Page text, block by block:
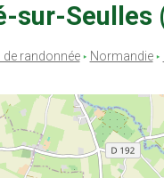
sur-Seulles
de randonnée Normandie